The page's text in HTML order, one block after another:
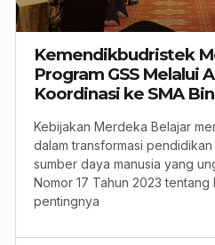
Kemendikbudristek
Program GSS Melalui
Koordinasi ke SMA
Kebijakan Merdeka Belajar
dalam transformasi
sumber daya manusia yang
Nomor 17 Tahun 2023
pentingnya